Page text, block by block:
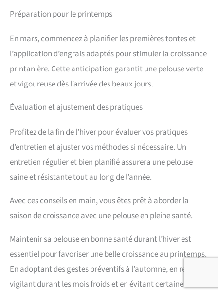
Softgrip assure une utilisation confortable. 𝐆𝐑𝐀𝐍𝐃 𝐒𝐀𝐂
une poignée de transport sur l'appareil ainsi qu'un guidon
ergonomique réglable en hauteur avec une poignée
souple en caoutchouc Softgriff, que l'on peut replier pour
gagner de la place. 𝐃É𝐓𝐀𝐈𝐋𝐒 𝐒𝐔𝐏𝐏𝐋É𝐌𝐄𝐍𝐓𝐀𝐈𝐑𝐄𝐒 : /
guidon repliable / rangement peu encombrant / boîtier
robuste / système anti-traction du câble
Préparation pour le printemps
En mars, commencez à planifier les premières tontes et
l’application d’engrais adaptés pour stimuler la croissance
printanière. Cette anticipation garantit une pelouse verte
et vigoureuse dès l’arrivée des beaux jours.
Évaluation et ajustement des pratiques
Profitez de la fin de l’hiver pour évaluer vos pratiques
d’entretien et ajuster vos méthodes si nécessaire. Un
entretien régulier et bien planifié assurera une pelouse
saine et résistante tout au long de l’année.
Avec ces conseils en main, vous êtes prêt à aborder la
saison de croissance avec une pelouse en pleine santé.
Maintenir sa pelouse en bonne santé durant l’hiver est
essentiel pour favoriser une belle croissance au printemps.
En adoptant des gestes préventifs à l’automne, en restant
vigilant durant les mois froids et en évitant certaines